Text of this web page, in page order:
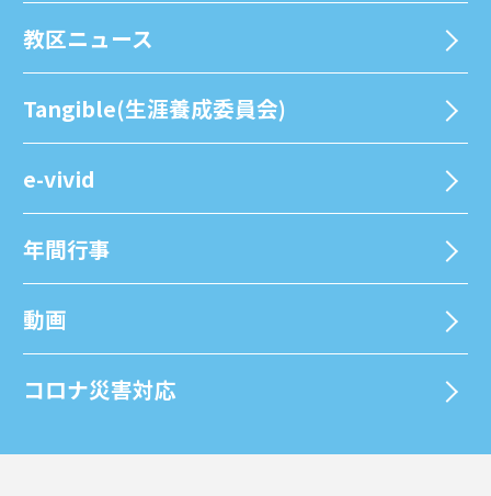
教区ニュース
Tangible(生涯養成委員会)
e-vivid
年間⾏事
動画
コロナ災害対応